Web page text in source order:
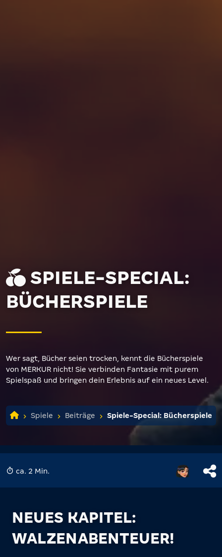
SPIELE-SPECIAL:
BÜCHERSPIELE
Wer sagt, Bücher seien trocken, kennt die Bücherspiele
von MERKUR nicht! Sie verbinden Fantasie mit purem
Spielspaß und bringen dein Erlebnis auf ein neues Level.
Spiele Beiträge Spiele-Special: Bücherspiele
ca. 2 Min.
NEUES KAPITEL:
WALZENABENTEUER!